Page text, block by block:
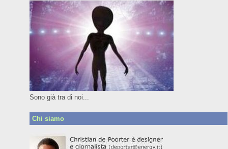
Sono già tra di noi...
Chi siamo